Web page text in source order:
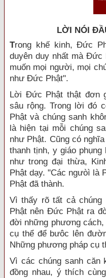
LỜI NÓI
Trong khế kinh, Đức
duyên duy nhất mà Đức
muốn mọi người, mọi
như Đức Phật".
Lời Đức Phật thật đơn
sâu rộng. Trong lời đó
Phật và chúng sanh
là hiện tại mỗi chúng
như Phật. Cũng có
thanh tịnh, y giáo
như trong đại thừa,
Phật dạy. "Các ngưòì là
Phật đã thành.
Vì thấy rõ tất cả chúng
Phật nên Đức Phật ra
đời những phương
cụ thể để bưôc lên
Những phương pháp cụ
Vì các chúng sanh căn
đồng nhau, ý thích